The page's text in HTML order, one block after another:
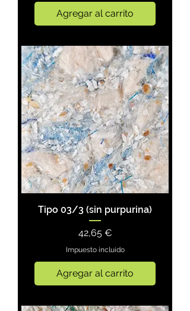
Agregar al carrito
Tipo 03/3 (sin purpurina)
Precio
42,65 €
Impuesto incluido
Agregar al carrito